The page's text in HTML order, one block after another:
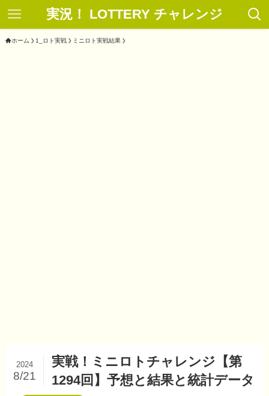
実況！ LOTTERY チャレンジ
ホーム 1_ロト実戦 ミニロト実戦結果
実戦！ミニロトチャレンジ【第
1294回】予想と結果と統計データ
2024
8/21